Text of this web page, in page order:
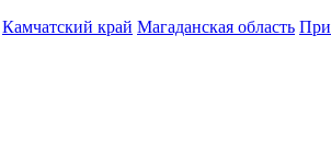
Камчатский край Магаданская область